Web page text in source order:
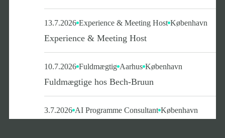
Experience & Meeting Host
13.7.2026 Experience & Meeting Host København
Fuldmægtige hos Bech-Bruun
10.7.2026 Fuldmægtig Aarhus København
3.7.2026 AI Programme Consultant København